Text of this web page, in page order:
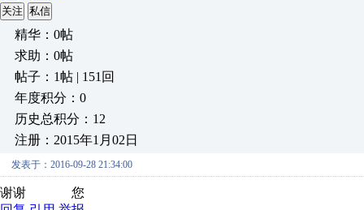
关注 私信
精华：0帖
求助：0帖
帖子：1帖 | 151回
年度积分：0
历史总积分：12
注册：2015年1月02日
发表于：2016-09-28 21:34:00
谢谢 您